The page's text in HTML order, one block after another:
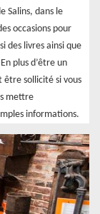
Salins, dans le
occasions pour
des livres ainsi que
plus d’être un
sollicité si vous
mettre
informations.